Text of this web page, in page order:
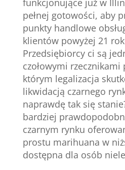
funkcjonujące już w
pełnej gotowości, aby
punkty handlowe
klientów powyżej 21
Przedsiębiorcy ci są
czołowymi
którym legalizacja
likwidacją czarnego
naprawdę tak się
bardziej
czarnym rynku
prostu marihuana w
dostępna dla osób